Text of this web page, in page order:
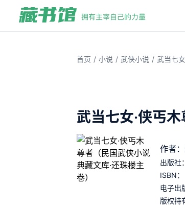
首页 / 小说 / 武侠小说 / 武当七
武当七女·侠丐
作者
出版社：
ISBN：
电子出
版权持